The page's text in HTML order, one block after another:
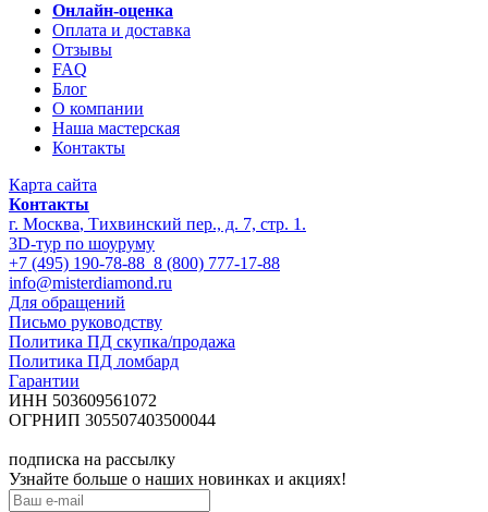
Онлайн-оценка
Оплата и доставка
Отзывы
FAQ
Блог
О компании
Наша мастерская
Контакты
Карта сайта
Контакты
г. Москва, Тихвинский пер., д. 7, стр. 1.
3D-тур по шоуруму
+7 (495) 190-78-88 8 (800) 777-17-88
info@misterdiamond.ru
Для обращений
Письмо руководству
Политика ПД скупка/продажа
Политика ПД ломбард
Гарантии
ИНН 503609561072
ОГРНИП 305507403500044
подписка на рассылку
Узнайте больше о наших новинках и акциях!